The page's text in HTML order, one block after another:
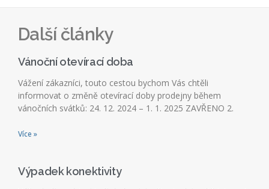
Další články
Vánoční otevírací doba
Vážení zákazníci, touto cestou bychom Vás chtěli
informovat o změně otevírací doby prodejny během
vánočních svátků: 24. 12. 2024 – 1. 1. 2025 ZAVŘENO 2.
Více »
Výpadek konektivity